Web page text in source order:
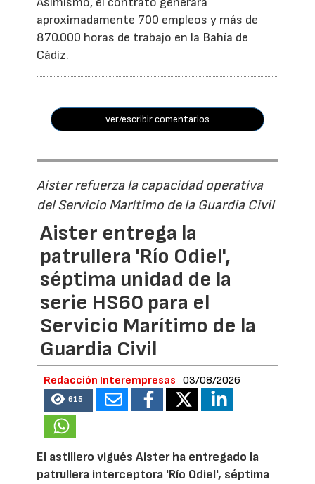
aproximadamente 700 empleos y más de
870.000 horas de trabajo en la Bahía de
Cádiz.
ver/escribir comentarios
Aister refuerza la capacidad operativa
del Servicio Marítimo de la Guardia Civil
Aister entrega la
patrullera 'Río Odiel',
séptima unidad de la
serie HS60 para el
Servicio Marítimo de la
Guardia Civil
Redacción Interempresas 03/08/2026
615
El astillero vigués Aister ha entregado la
patrullera interceptora 'Río Odiel', séptima